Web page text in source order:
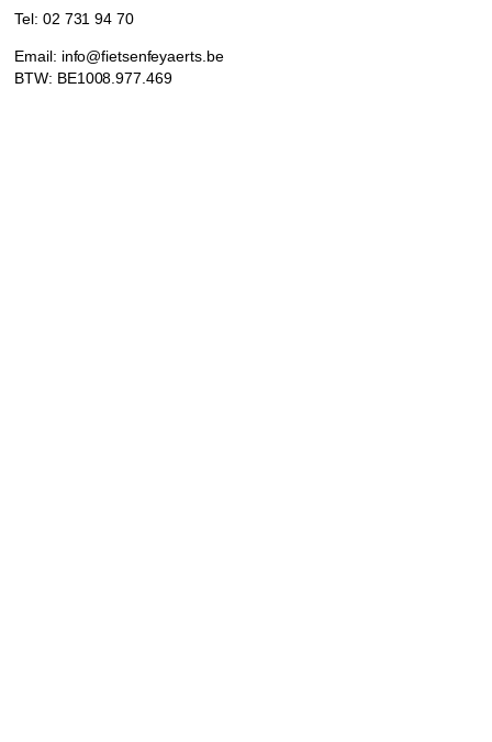
Tel: 02 731 94 70
Email: info@fietsenfeyaerts.be
BTW: BE1008.977.469